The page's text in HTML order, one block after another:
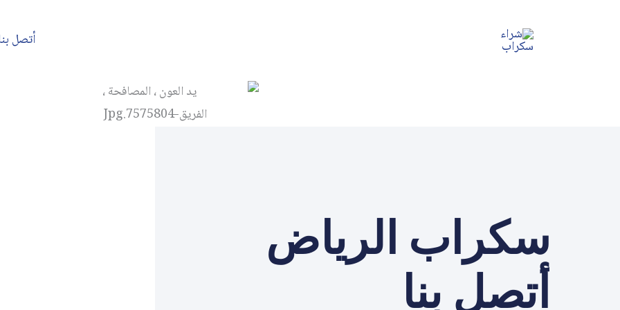
أتصل بنا
سكراب الرياض
أتصل بنا